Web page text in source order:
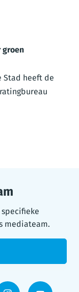
groen
Stad heeft de
specifieke
mediateam.